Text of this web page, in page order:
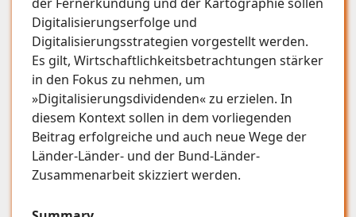
Digitalisierungserfolge und
Digitalisierungsstrategien vorgestellt werden.
Es gilt, Wirtschaftlichkeitsbetrachtungen stärker
in den Fokus zu nehmen, um
»Digitalisierungsdividenden« zu erzielen. In
diesem Kontext sollen in dem vorliegenden
Beitrag erfolgreiche und auch neue Wege der
Länder-Länder- und der Bund-Länder-
Zusammenarbeit skizziert werden.